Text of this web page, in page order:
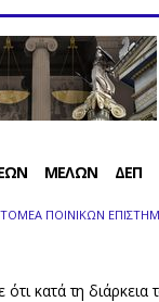
ΜΕΛΩΝ ΔΕΠ
ΠΟΙΝΙΚΩΝ
κατά τη διάρκεια